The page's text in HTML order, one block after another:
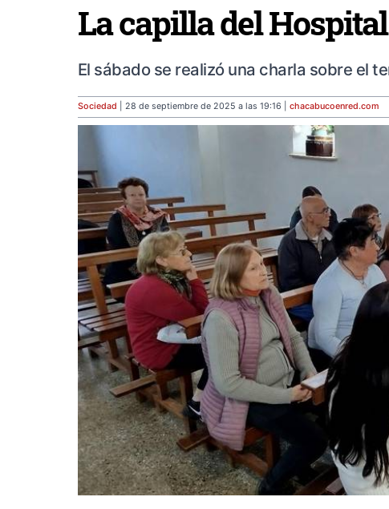
La capilla del
El sábado se realizó una charla sobre el
Sociedad | 28 de septiembre de 2025 a las 19:16 | chacabucoenred.com